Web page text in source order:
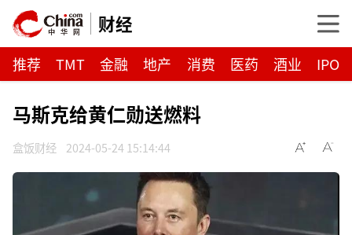
财经
推荐 TMT 金融 地产 消费 医药 酒业 IPO
马斯克给黄仁勋送燃料
盒饭财经 2024-05-24 15:14:44